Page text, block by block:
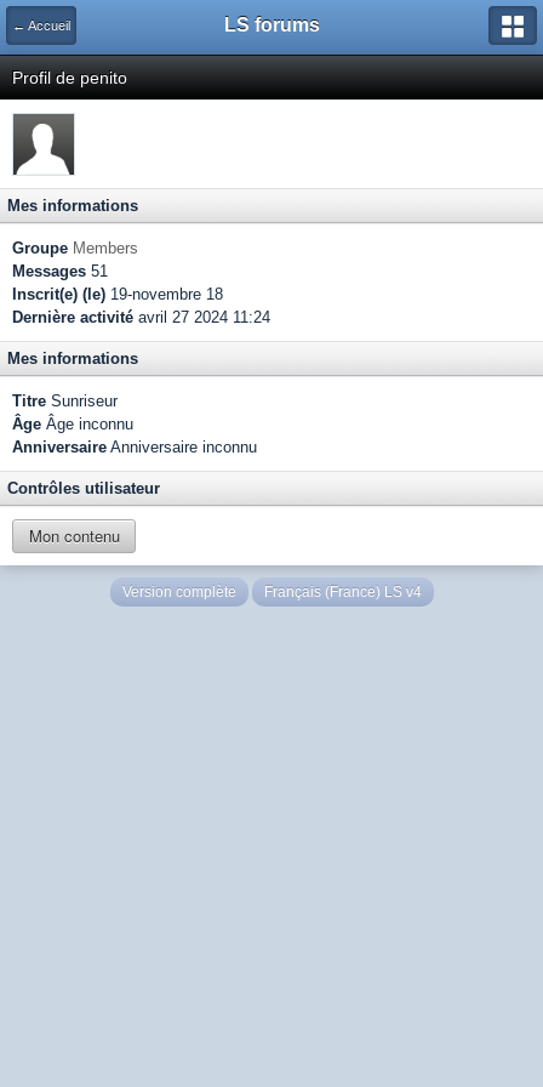
← Accueil LS forums
Profil de penito
Mes informations
Groupe Members
Messages 51
Inscrit(e) (le) 19-novembre 18
Dernière activité avril 27 2024 11:24
Mes informations
Titre Sunriseur
Âge Âge inconnu
Anniversaire Anniversaire inconnu
Contrôles utilisateur
Mon contenu
Version complète Français (France) LS v4